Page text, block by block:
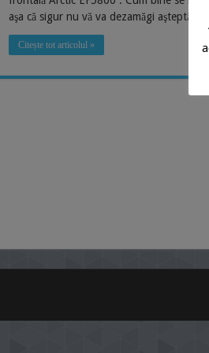
aşa că sigur nu vă va dezamăgi
Citește tot articolul »